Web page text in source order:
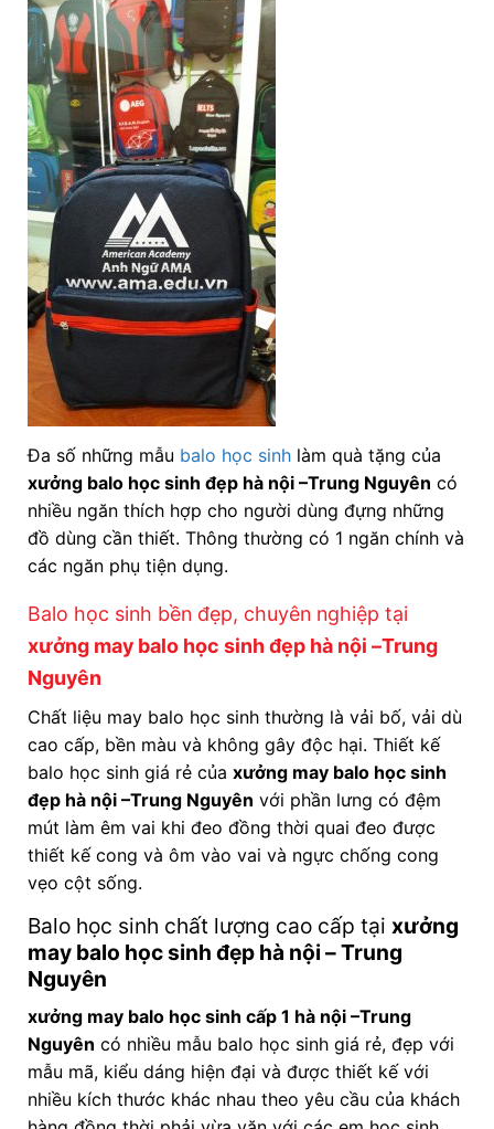
Đa số những mẫu balo học sinhlàm quà tặng của
xưởng balo học sinh đẹp hà nội –Trung Nguyên có
nhiều ngăn thích hợp cho người dùng đựng những
đồ dùng cần thiết. Thông thường có 1 ngăn chính và
các ngăn phụ tiện dụng.
Balo học sinh bền đẹp, chuyên nghiệp tại
xưởng may balo học sinh đẹp hà nội –Trung
Nguyên
Chất liệu may balo học sinh thường là vải bố, vải dù
cao cấp, bền màu và không gây độc hại. Thiết kế
balo học sinh giá rẻ của xưởng may balo học sinh
đẹp hà nội –Trung Nguyên với phần lưng có đệm
mút làm êm vai khi đeo đồng thời quai đeo được
thiết kế cong và ôm vào vai và ngực chống cong
vẹo cột sống.
Balo học sinh chất lượng cao cấp tại xưởng
may balo học sinh đẹp hà nội – Trung
Nguyên
xưởng may balo học sinh cấp 1 hà nội –Trung
Nguyên có nhiều mẫu balo học sinh giá rẻ, đẹp với
mẫu mã, kiểu dáng hiện đại và được thiết kế với
nhiều kích thước khác nhau theo yêu cầu của khách